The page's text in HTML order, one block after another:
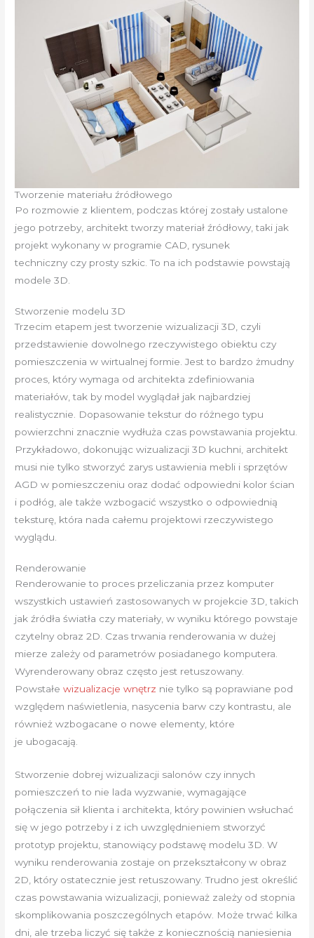
Tworzenie materiału źródłowego
Po rozmowie z klientem, podczas której zostały ustalone
jego potrzeby, architekt tworzy materiał źródłowy, taki jak
projekt wykonany w programie CAD, rysunek
techniczny czy prosty szkic. To na ich podstawie powstają
modele 3D.
Stworzenie modelu 3D
Trzecim etapem jest tworzenie wizualizacji 3D, czyli
przedstawienie dowolnego rzeczywistego obiektu czy
pomieszczenia w wirtualnej formie. Jest to bardzo żmudny
proces, który wymaga od architekta zdefiniowania
materiałów, tak by model wyglądał jak najbardziej
realistycznie. Dopasowanie tekstur do różnego typu
powierzchni znacznie wydłuża czas powstawania projektu.
Przykładowo, dokonując wizualizacji 3D kuchni, architekt
musi nie tylko stworzyć zarys ustawienia mebli i sprzętów
AGD w pomieszczeniu oraz dodać odpowiedni kolor ścian
i podłóg, ale także wzbogacić wszystko o odpowiednią
teksturę, która nada całemu projektowi rzeczywistego
wyglądu.
Renderowanie
Renderowanie to proces przeliczania przez komputer
wszystkich ustawień zastosowanych w projekcie 3D, takich
jak źródła światła czy materiały, w wyniku którego powstaje
czytelny obraz 2D. Czas trwania renderowania w dużej
mierze zależy od parametrów posiadanego komputera.
Wyrenderowany obraz często jest retuszowany.
Powstałewizualizacje wnętrz nie tylko są poprawiane pod
względem naświetlenia, nasycenia barw czy kontrastu, ale
również wzbogacane o nowe elementy, które
je ubogacają.
Stworzenie dobrej wizualizacji salonów czy innych
pomieszczeń to nie lada wyzwanie, wymagające
połączenia sił klienta i architekta, który powinien wsłuchać
się w jego potrzeby i z ich uwzględnieniem stworzyć
prototyp projektu, stanowiący podstawę modelu 3D. W
wyniku renderowania zostaje on przekształcony w obraz
2D, który ostatecznie jest retuszowany. Trudno jest określić
czas powstawania wizualizacji, ponieważ zależy od stopnia
skomplikowania poszczególnych etapów. Może trwać kilka
dni, ale trzeba liczyć się także z koniecznością naniesienia